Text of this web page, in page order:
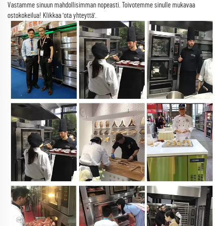
Vastamme sinuun mahdollisimman nopeasti. Toivotemme sinulle mukavaa
ostokokeilua! Klikkaa 'ota yhteyttä'.